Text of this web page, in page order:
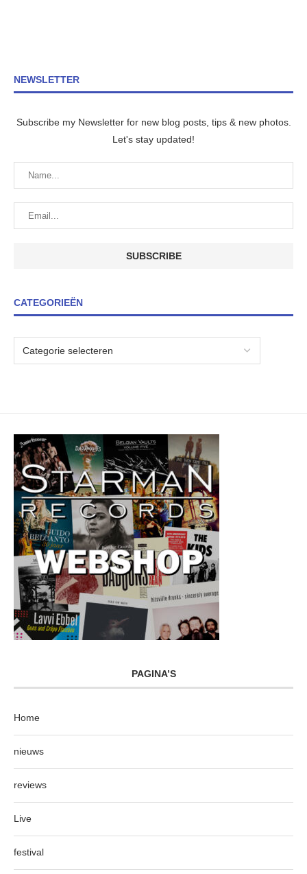
NEWSLETTER
Subscribe my Newsletter for new blog posts, tips & new photos.
Let's stay updated!
CATEGORIEËN
PAGINA’S
Home
nieuws
reviews
Live
festival